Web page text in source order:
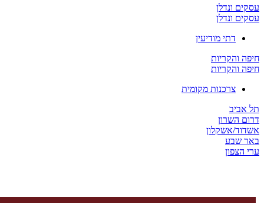
ונדלן
ונדלן
דתי מודיעין
צרכנות מקומית
אשקלון